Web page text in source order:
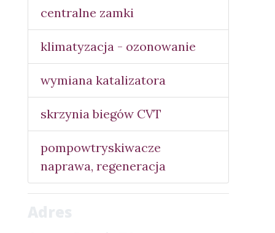
centralne zamki
klimatyzacja - ozonowanie
wymiana katalizatora
skrzynia biegów CVT
pompowtryskiwacze
naprawa, regeneracja